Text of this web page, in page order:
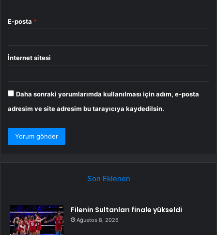
E-posta *
İnternet sitesi
Daha sonraki yorumlarımda kullanılması için adım, e-posta
adresim ve site adresim bu tarayıcıya kaydedilsin.
Son Eklenen
Filenin Sultanları finale yükseldi
Ağustos 8, 2026